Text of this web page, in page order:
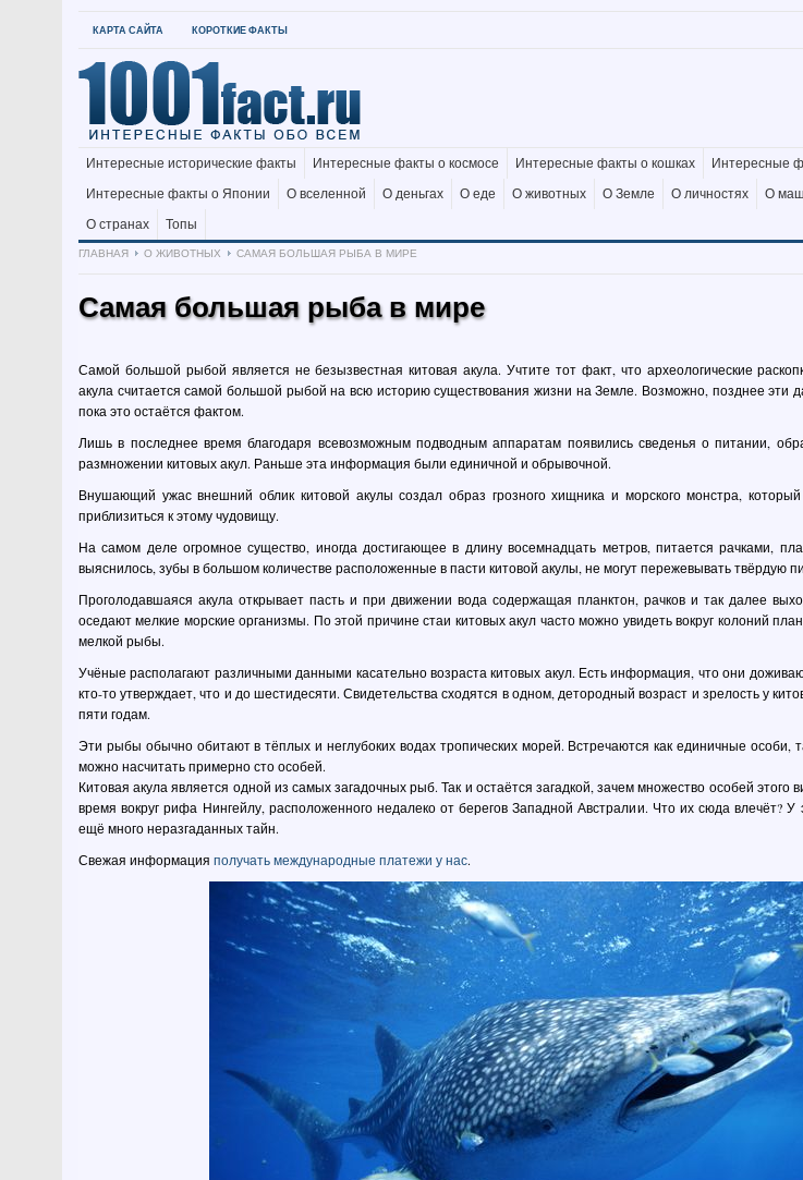
КАРТА САЙТА КОРОТКИЕ ФАКТЫ
Интересные исторические факты Интересные факты о космосе Интересные факты о кошках Интересные
Интересные факты о Японии
О вселенной О деньгах О еде О животных О Земле О личностях О
О странах
Топы
ГЛАВНАЯ
О ЖИВОТНЫХ САМАЯ БОЛЬШАЯ РЫБА В МИРЕ
Самая большая рыба в мире
Самой большой рыбой является не безызвестная китовая акула. Учтите тот факт, что археологические
акула считается самой большой рыбой на всю историю существования жизни на Земле. Возможно, позднее эти
пока это остаётся фактом.
Лишь в последнее время благодаря всевозможным подводным аппаратам появились сведенья о питании,
размножении китовых акул. Раньше эта информация были единичной и обрывочной.
Внушающий ужас внешний облик китовой акулы создал образ грозного хищника и морского монстра,
приблизиться к этому чудовищу.
На самом деле огромное существо, иногда достигающее в длину восемнадцать метров, питается рачками,
выяснилось, зубы в большом количестве расположенные в пасти китовой акулы, не могут пережевывать твёрдую
Проголодавшаяся акула открывает пасть и при движении вода содержащая планктон, рачков и так далее
оседают мелкие морские организмы. По этой причине стаи китовых акул часто можно увидеть вокруг колоний
мелкой рыбы.
Учёные располагают различными данными касательно возраста китовых акул. Есть информация, что они
кто-то утверждает, что и до шестидесяти. Свидетельства сходятся в одном, детородный возраст и зрелость у
пяти годам.
Эти рыбы обычно обитают в тёплых и неглубоких водах тропических морей. Встречаются как единичные особи,
можно насчитать примерно сто особей.
Китовая акула является одной из самых загадочных рыб. Так и остаётся загадкой, зачем множество особей этого
время вокруг рифа Нингейлу, расположенного недалеко от берегов Западной Австралии. Что их сюда влечёт? У
ещё много неразгаданных тайн.
Свежая информация получать международные платежи у нас.